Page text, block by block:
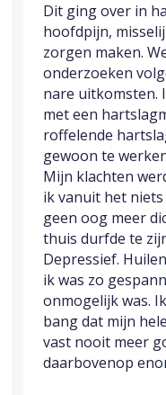
Dit ging over in
hoofdpijn,
zorgen maken.
onderzoeken
nare uitkomsten.
met een
roffelende
gewoon te
Mijn klachten
ik vanuit het
geen oog meer
thuis durfde te
Depressief.
ik was zo
onmogelijk was.
bang dat mijn
vast nooit meer
daarbovenop